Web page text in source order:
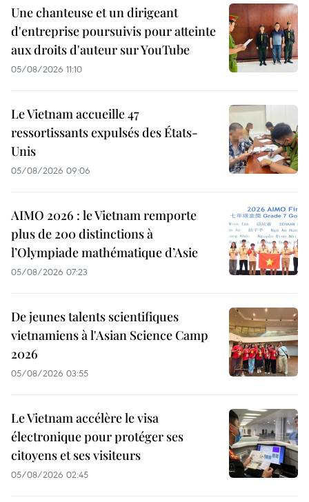
Une chanteuse et un dirigeant
d'entreprise poursuivis pour atteinte
aux droits d'auteur sur YouTube
05/08/2026 11:10
Le Vietnam accueille 47
ressortissants expulsés des États-
Unis
05/08/2026 09:06
AIMO 2026 : le Vietnam remporte
plus de 200 distinctions à
l’Olympiade mathématique d’Asie
05/08/2026 07:23
De jeunes talents scientifiques
vietnamiens à l'Asian Science Camp
2026
05/08/2026 03:55
Le Vietnam accélère le visa
électronique pour protéger ses
citoyens et ses visiteurs
05/08/2026 02:45